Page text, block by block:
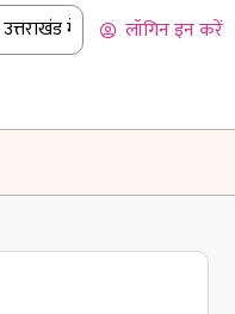
में बारिश का कहर:लॉगिन इन करें